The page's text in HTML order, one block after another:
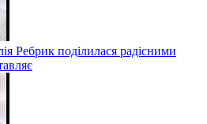
Ребрик поділилася радісними